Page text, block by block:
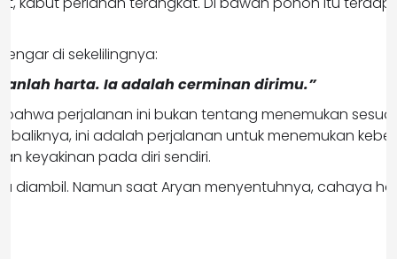
di sekelilingnya:
harta. Ia adalah cerminan dirimu.”
perjalanan ini bukan tentang menemukan
ini adalah perjalanan untuk menemukan
keyakinan pada diri sendiri.
diambil. Namun saat Aryan menyentuhnya, cahaya